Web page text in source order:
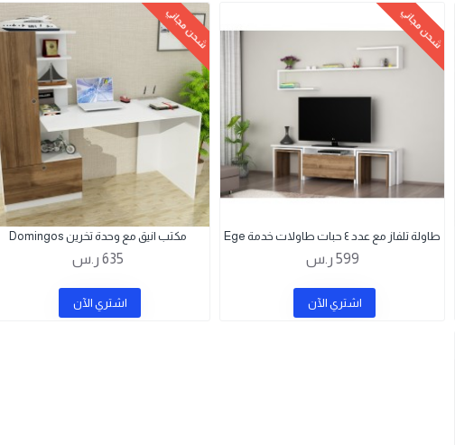
شحن مجاني
طاولة تلفاز مع عدد ٤ حبات طاولات خدمة Ege
599 ر.س
اشتري اﻵن
شحن مجاني
مكتب انيق مع وحدة تخرين Domingos
635 ر.س
اشتري اﻵن